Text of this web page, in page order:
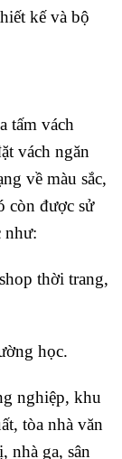
kế và bộ
tấm vách
vách ngăn
về màu sắc,
còn được sử
như:
thời trang,
học.
nghiệp, khu
tòa nhà văn
nhà ga, sân